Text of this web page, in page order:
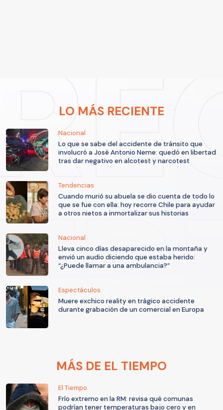
LO MÁS RECIENTE
Nacional
Lo que se sabe del accidente de tránsito que
involucró a José Antonio Neme: quedó en libertad
tras dar negativo en alcotest y narcotest
Tendencias
Cuando murió su abuela se dio cuenta de todo lo
que se fue con ella: hoy recorre Chile para ayudar
a otros nietos a inmortalizar sus historias
Nacional
Lleva cinco días desaparecido en la montaña y
envió un audio diciendo que estaba herido:
“¿Puede llamar a una ambulancia?”
Espectáculos
Muere exchico reality en trágico accidente
durante grabación de un comercial en Europa
MÁS DE EL TIEMPO
El Tiempo
Frío extremo en la RM: revisa qué comunas
podrían tener temperaturas bajo cero y en